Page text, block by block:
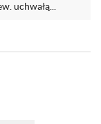
uchwałą...